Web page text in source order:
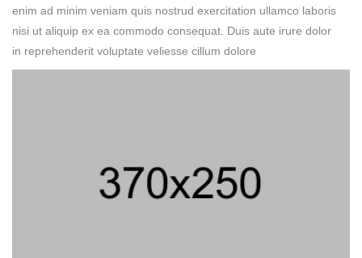
enim ad minim veniam quis nostrud exercitation ullamco laboris
nisi ut aliquip ex ea commodo consequat. Duis aute irure dolor
in reprehenderit voluptate veliesse cillum dolore